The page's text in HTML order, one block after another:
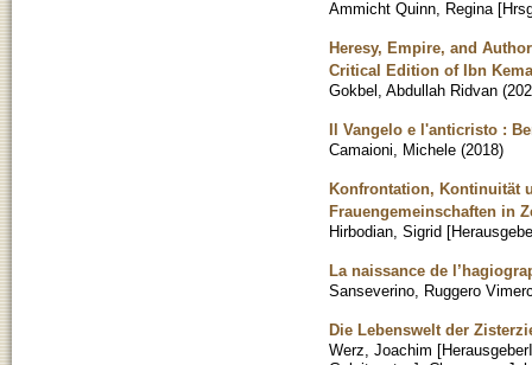
Ammicht Quinn, Regina
Heresy, Empire, and
Critical Edition of Ibn
Gokbel, Abdullah Ridvan (
Il Vangelo e l'anticristo :
Camaioni, Michele (2018)
Konfrontation, Kontinuität
Frauengemeinschaften in
Hirbodian, Sigrid
La naissance de
Sanseverino, Ruggero
Die Lebenswelt der
Werz, Joachim